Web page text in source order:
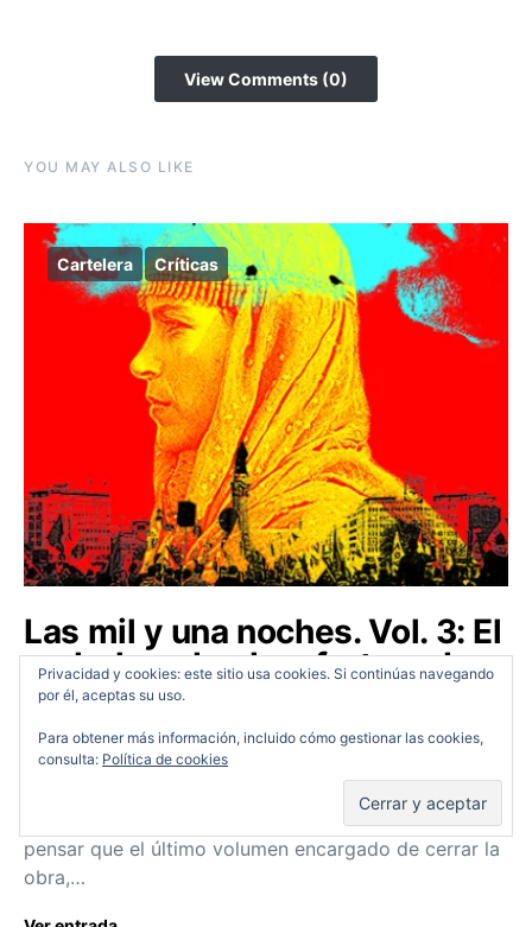
View Comments (0)
YOU MAY ALSO LIKE
Cartelera Críticas
Las mil y una noches. Vol. 3: El
embelesado, desafortunado
punto y final
Carlos Murcia 18/06/2016
Tras ver el primer y segundo volumen de la trilogía
Las mil y una noches de Gomes, era muy difícil
pensar que el último volumen encargado de cerrar la
obra,…
Privacidad y cookies: este sitio usa cookies. Si continúas navegando
por él, aceptas su uso.
Para obtener más información, incluido cómo gestionar las cookies,
consulta: Política de cookies